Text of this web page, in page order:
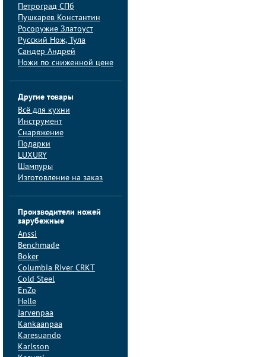
Петроград СПб
Пушкарев Константин
Росоружие Златоуст
Русский Нож, Тула
Сандер Андрей
Ножи по сниженной цене
Другие товары
Всё для кухни
Инструмент
Снаряжение
Подарки
LUXURY
Шампуры
Изготовление на заказ
Производители ножей
зарубежные
Anssi
Benchmade
Böker
Columbia River CRKT
Cold Steel
EnZo
Helle
Jarvenpaa
Kankaanpaa
Karesuando
Karlsson